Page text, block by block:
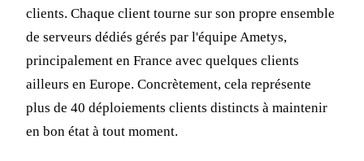
clients. Chaque client tourne sur son propre ensemble
de serveurs dédiés gérés par l'équipe Ametys,
principalement en France avec quelques clients
ailleurs en Europe. Concrètement, cela représente
plus de 40 déploiements clients distincts à maintenir
en bon état à tout moment.